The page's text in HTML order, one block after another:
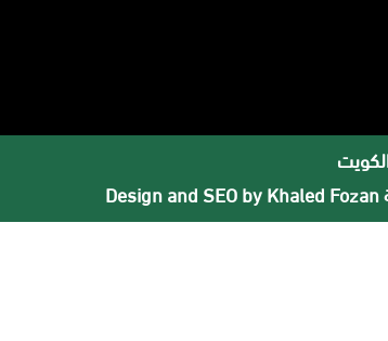
Design and SEO by Khaled Fozan